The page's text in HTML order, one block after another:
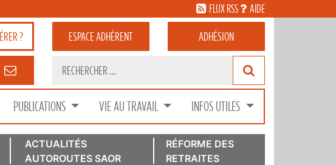
FLUX RSS AIDE
? ESPACEADHÉRENT ADHÉSION
PUBLICATIONS VIE AU TRAVAIL INFOS UTILES
ACTUALITÉS
AUTOROUTES SAOR
RÉFORME DES
RETRAITES